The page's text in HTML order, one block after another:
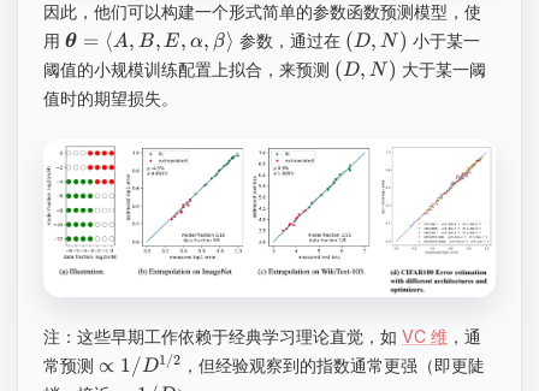
因此，他们可以构建一个形式简单的参数函数预测模型，使
用 θ = ⟨A, B, E, α, β⟩ 参数，通过在 (D, N ) 小于某一
阈值的小规模训练配置上拟合，来预测 (D, N ) 大于某一阈
值时的期望损失。
注：这些早期工作依赖于经典学习理论直觉，如 VC 维 ，通
常预测 ∝ 1/D1/2 ，但经验观察到的指数通常更强（即更陡